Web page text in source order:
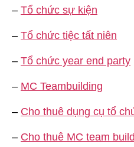
– Tổ chức sự kiện
– Tổ chức tiệc tất niên
– Tổ chức year end party
– MC Teambuilding
– Cho thuê dụng cụ tổ
– Cho thuê MC team